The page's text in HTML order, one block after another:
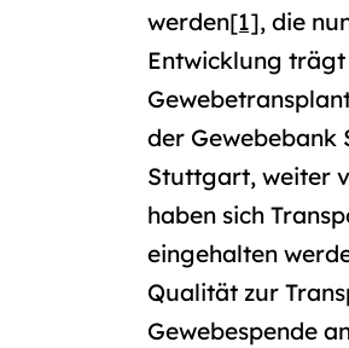
werden[1], die
Entwicklung
der Gewebebank
Stuttgart, weiter
haben sich
eingehalten
Qualität zur
Gewebespende